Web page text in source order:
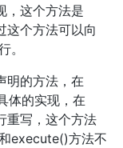
，这个方法是
个方法可以向
。
的方法，在
体的实现，在
重写，这个方法
execute()方法不